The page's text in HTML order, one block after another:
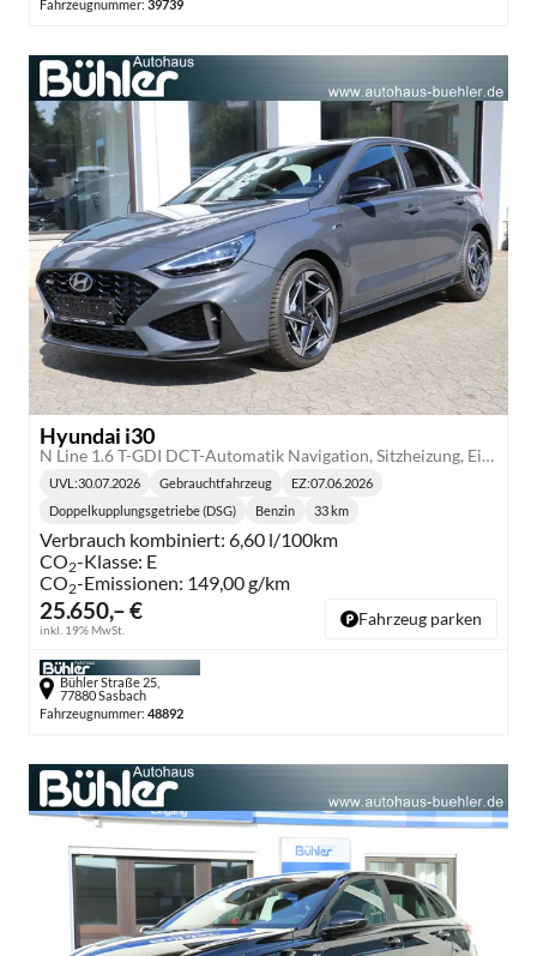
Fahrzeugnummer: 39739
Hyundai i30
N Line 1.6 T-GDI DCT-Automatik Navigation, Sitzheizung, Einparkhilfe vorne
25.650,– €
inkl. 19% MwSt.
Lieferzeit:
UVL :30.07.2026 Gebrauchtfahrzeug EZ:07.06.2026
Getriebe:
Doppelkupplungsgetriebe (DSG)
Kraftstoff:
Benzin
Kilometerstand:
33 km
Verbrauch kombiniert: 6,60 l/100km
CO2-Klasse: E
CO2-Emissionen: 149,00 g/km
Fahrzeug parken
Bühler Straße 25,
77880 Sasbach
Fahrzeugnummer: 48892